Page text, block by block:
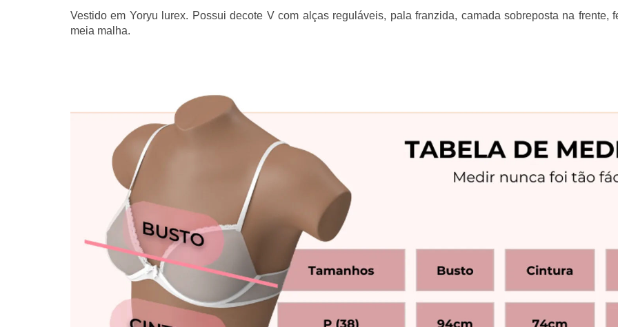
Vestido em Yoryu lurex. Possui decote V com alças reguláveis, pala franzida, camada sobreposta na frente,
meia malha.